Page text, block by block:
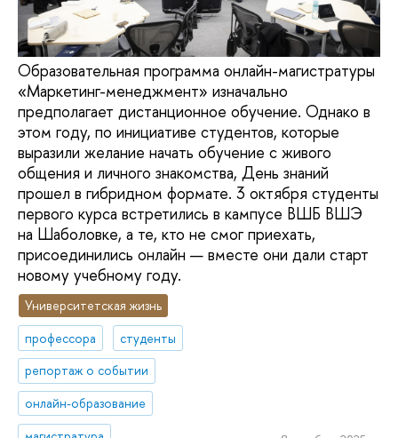
Образовательная программа онлайн-магистратуры
«Маркетинг-менеджмент» изначально
предполагает дистанционное обучение. Однако в
этом году, по инициативе студентов, которые
выразили желание начать обучение с живого
общения и личного знакомства, День знаний
прошел в гибридном формате. 3 октября студенты
первого курса встретились в кампусе ВШБ ВШЭ
на Шаболовке, а те, кто не смог приехать,
присоединились онлайн — вместе они дали старт
новому учебному году.
Университетская жизнь
профессора
студенты
репортаж о событии
онлайн-образование